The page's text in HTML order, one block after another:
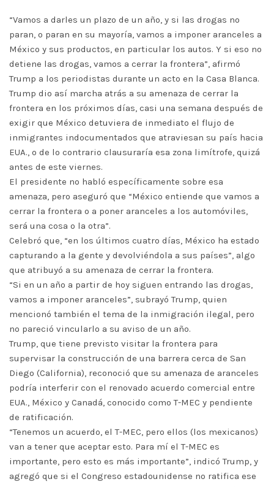
“Vamos a darles un plazo de un año, y si las drogas no
paran, o paran en su mayoría, vamos a imponer aranceles a
México y sus productos, en particular los autos. Y si eso no
detiene las drogas, vamos a cerrar la frontera”, afirmó
Trump a los periodistas durante un acto en la Casa Blanca.
Trump dio así marcha atrás a su amenaza de cerrar la
frontera en los próximos días, casi una semana después de
exigir que México detuviera de inmediato el flujo de
inmigrantes indocumentados que atraviesan su país hacia
EUA., o de lo contrario clausuraría esa zona limítrofe, quizá
antes de este viernes.
El presidente no habló específicamente sobre esa
amenaza, pero aseguró que “México entiende que vamos a
cerrar la frontera o a poner aranceles a los automóviles,
será una cosa o la otra”.
Celebró que, “en los últimos cuatro días, México ha estado
capturando a la gente y devolviéndola a sus países”, algo
que atribuyó a su amenaza de cerrar la frontera.
“Si en un año a partir de hoy siguen entrando las drogas,
vamos a imponer aranceles”, subrayó Trump, quien
mencionó también el tema de la inmigración ilegal, pero
no pareció vincularlo a su aviso de un año.
Trump, que tiene previsto visitar la frontera para
supervisar la construcción de una barrera cerca de San
Diego (California), reconoció que su amenaza de aranceles
podría interferir con el renovado acuerdo comercial entre
EUA., México y Canadá, conocido como T-MEC y pendiente
de ratificación.
“Tenemos un acuerdo, el T-MEC, pero ellos (los mexicanos)
van a tener que aceptar esto. Para mí el T-MEC es
importante, pero esto es más importante”, indicó Trump, y
agregó que si el Congreso estadounidense no ratifica ese